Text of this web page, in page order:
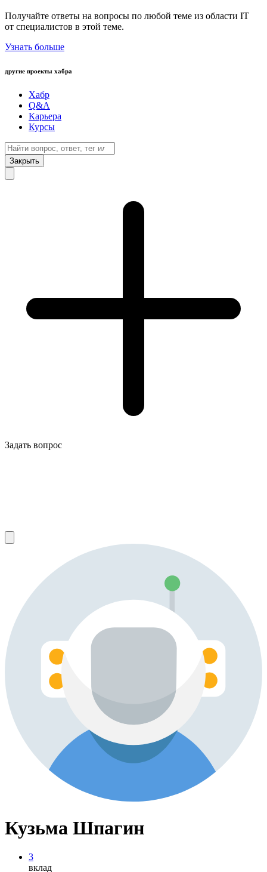
Получайте ответы на вопросы по любой теме из области IT
от специалистов в этой теме.
Узнать больше
другие проекты хабра
Хабр
Q&A
Карьера
Курсы
Закрыть
Задать вопрос
Кузьма Шпагин
3
вклад